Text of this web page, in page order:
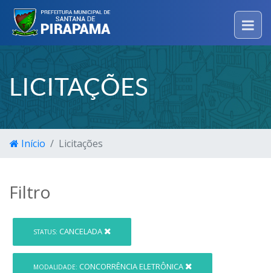
LICITAÇÕES
Início Licitações
Filtro
STATUS: CANCELADA
MODALIDADE: CONCORRÊNCIA ELETRÔNICA